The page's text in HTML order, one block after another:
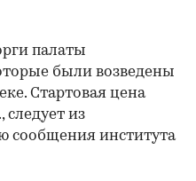
палаты
были возведены
Стартовая цена
из
сообщения института